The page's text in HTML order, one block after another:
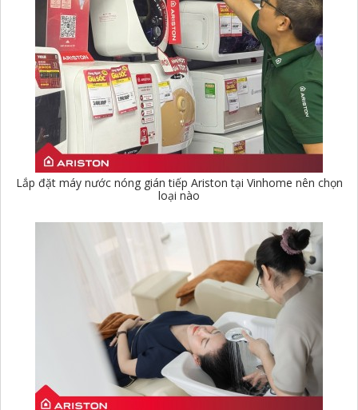
Lắp đặt máy nước nóng gián tiếp Ariston tại Vinhome nên chọn
loại nào